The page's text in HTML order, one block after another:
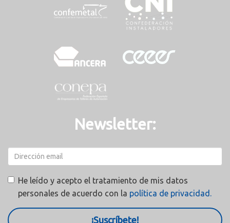
Newsletter:
He leído y acepto el tratamiento de mis datos
personales de acuerdo con la política de privacidad.
¡Suscríbete!